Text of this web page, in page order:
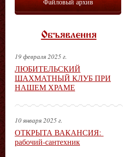
Объявления
19 февраля 2025 г.
ЛЮБИТЕЛЬСКИЙ
ШАХМАТНЫЙ КЛУБ ПРИ
НАШЕМ ХРАМЕ
10 января 2025 г.
ОТКРЫТА ВАКАНСИЯ:
рабочий-сантехник